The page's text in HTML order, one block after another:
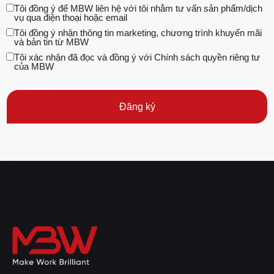
Tôi đồng ý để MBW liên hệ với tôi nhằm tư vấn sản phẩm/dịch
vụ qua điện thoại hoặc email
Tôi đồng ý nhận thông tin marketing, chương trình khuyến mãi
và bản tin từ MBW
Tôi xác nhận đã đọc và đồng ý với Chính sách quyền riêng tư
của MBW
Đăng ký